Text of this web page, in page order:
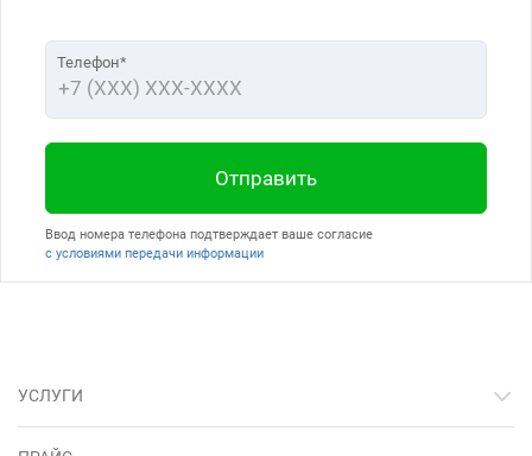
Телефон*
Ввод номера телефона подтверждает ваше согласие
с условиями передачи информации
Отправить
УСЛУГИ